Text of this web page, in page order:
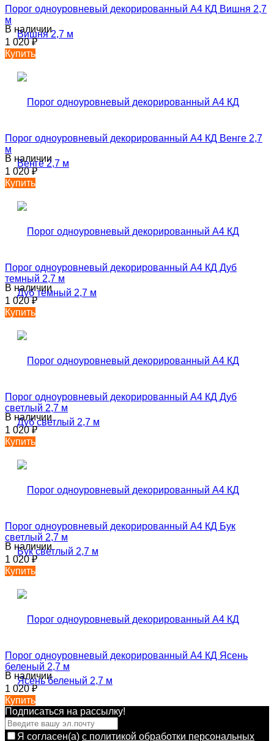
Порог одноуровневый декорированный А4 КД Вишня 2,7
м
В наличии
1 020₽
Купить
Порог одноуровневый декорированный А4 КД Венге 2,7
м
В наличии
1 020₽
Купить
Порог одноуровневый декорированный А4 КД Дуб
темный 2,7 м
В наличии
1 020₽
Купить
Порог одноуровневый декорированный А4 КД Дуб
светлый 2,7 м
В наличии
1 020₽
Купить
Порог одноуровневый декорированный А4 КД Бук
светлый 2,7 м
В наличии
1 020₽
Купить
Порог одноуровневый декорированный А4 КД Ясень
беленый 2,7 м
В наличии
1 020₽
Купить
Подписаться на рассылкy!
Я согласен(a) с политикой обработки персональных